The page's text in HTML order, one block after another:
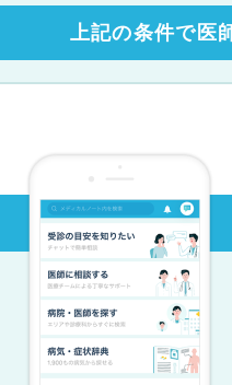
上記の条件で医